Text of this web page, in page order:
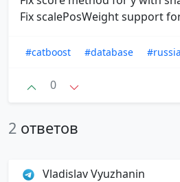
Fix scalePosWeight support
#catboost #database
0
2 ответов
Vladislav Vyuzhanin